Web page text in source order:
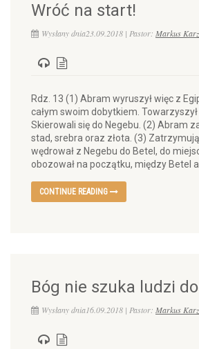
Wróć na start!
Wysłany dnia23.09.2018 | Pastor: Markus
Rdz. 13 (1) Abram wyruszył więc z
całym swoim dobytkiem.
Skierowali się do Negebu. (2) Abram
stad, srebra oraz złota. (3)
wędrował z Negebu do Betel, do
obozował na początku, między Betel a
CONTINUE READING
Bóg nie szuka ludzi
Wysłany dnia16.09.2018 | Pastor: Markus